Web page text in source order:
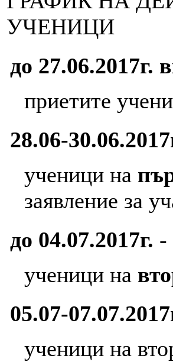
УЧЕНИЦИ
до
приетите
28.06-30.06
ученици на
заявление за
до 04.07.2017г. -
ученици на
05.07-
ученици на